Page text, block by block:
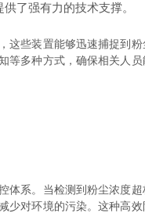
了强有力的技术支撑。
装置能够迅速捕捉到
多种方式，确保相关人
。当检测到粉尘浓度
对环境的污染。这种高